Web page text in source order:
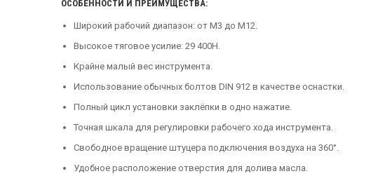
ОСОБЕННОСТИ И ПРЕИМУЩЕСТВА:
Широкий рабочий диапазон: от М3 до М12.
Высокое тяговое усилие: 29 400Н.
Крайне малый вес инструмента.
Использование обычных болтов DIN 912 в качестве оснастки.
Полный цикл установки заклёпки в одно нажатие.
Точная шкала для регулировки рабочего хода инструмента.
Свободное вращение штуцера подключения воздуха на 360°.
Удобное расположение отверстия для долива масла.